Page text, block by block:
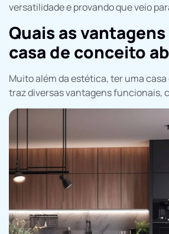
versatilidade e provando que veio
Quais as
casa de conceito
Muito além da estética, ter uma
traz diversas vantagens funcionais,